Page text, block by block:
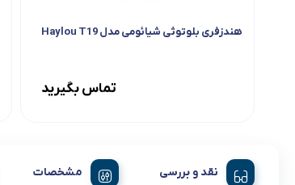
هندزفری بلوتوثی شیائومی مدل Haylou T19
تماس بگیرید
نقد و بررسی مشخصات